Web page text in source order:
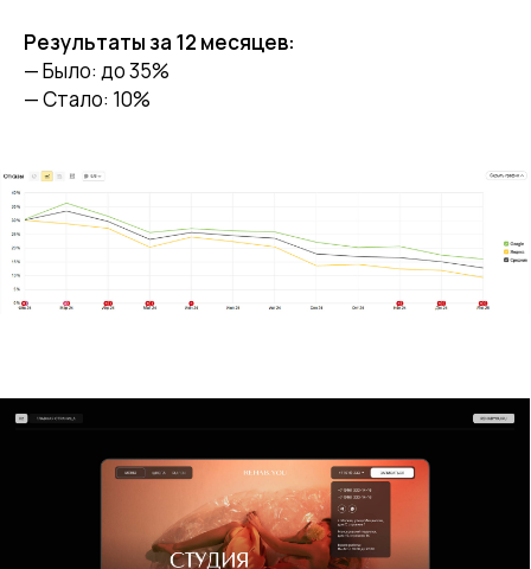
Результаты за 12 месяцев:
— Было: до 35%
— Стало: 10%